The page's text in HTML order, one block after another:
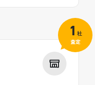
1 社
査定